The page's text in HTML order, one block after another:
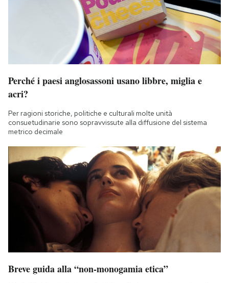
AREA PERSONALE
Area Personale
Notifiche mobile
Hai bisogno di aiuto?
Esci
Perché i paesi anglosassoni usano libbre, miglia e
acri?
Per ragioni storiche, politiche e culturali molte unità
consuetudinarie sono sopravvissute alla diffusione del sistema
metrico decimale
Breve guida alla “non-monogamia etica”